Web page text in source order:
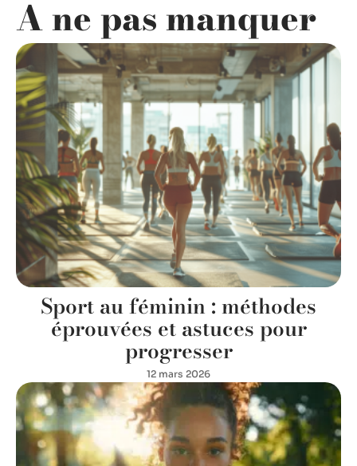
A ne pas manquer
Sport au féminin : méthodes
éprouvées et astuces pour
progresser
12 mars 2026